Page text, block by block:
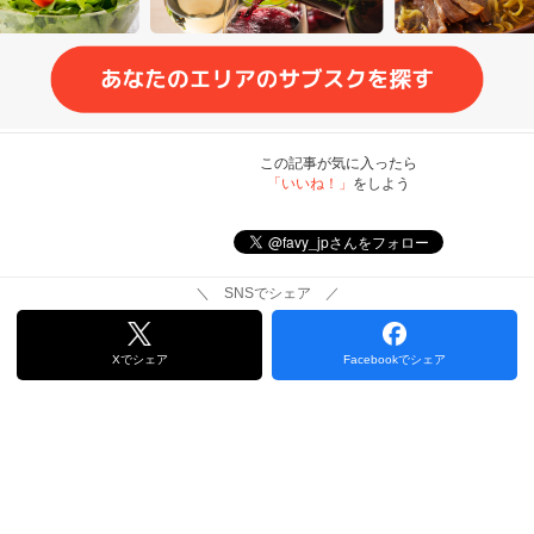
この記事が気に入ったら
「いいね！」 をしよう
＼ SNSでシェア ／
Xでシェア Facebookでシェア